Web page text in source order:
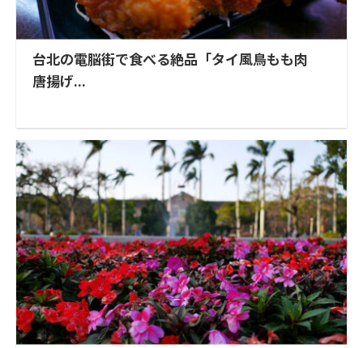
台北の電脳街で食べる絶品「タイ風鳥もも肉
唐揚げ...